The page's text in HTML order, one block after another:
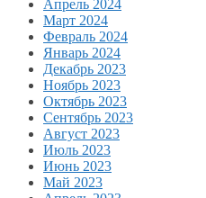
Апрель 2024
Март 2024
Февраль 2024
Январь 2024
Декабрь 2023
Ноябрь 2023
Октябрь 2023
Сентябрь 2023
Август 2023
Июль 2023
Июнь 2023
Май 2023